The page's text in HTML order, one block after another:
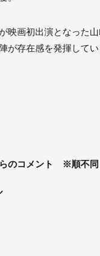
映画初出演となった
が存在感を発揮してい
のコメント ※順不同